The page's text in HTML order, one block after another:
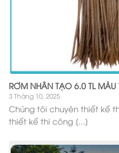
RƠM NHÂN TẠO 6.0 TL MÀU
3 Tháng 10, 2025
Chúng tôi chuyên thiết kế
thiết kế thi công [...]